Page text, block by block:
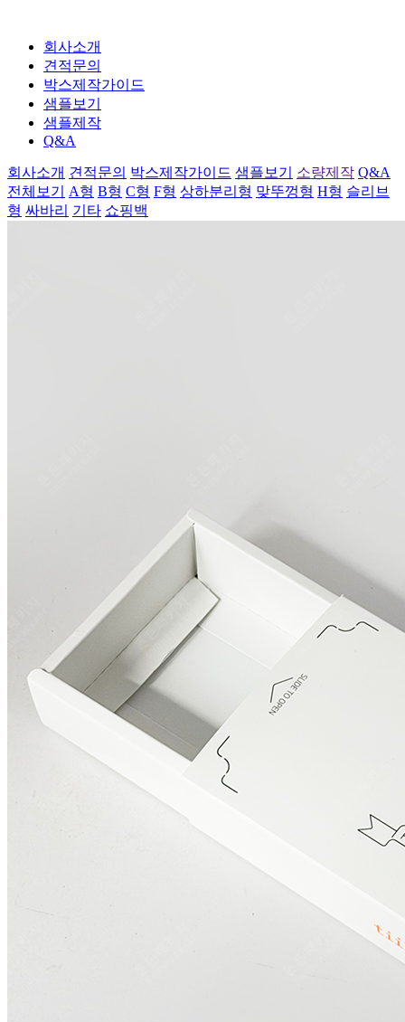
회사소개
견적문의
박스제작가이드
샘플보기
샘플제작
Q&A
회사소개 견적문의 박스제작가이드 샘플보기 소량제작 Q&A
전체보기
A형 B형 C형 F형 상하분리형 맞뚜껑형 H형 슬리브
형 싸바리 기타 쇼핑백